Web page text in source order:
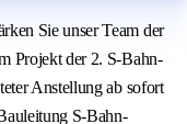
Sie unser Team der
Projekt der 2. S-Bahn-
Anstellung ab sofort
S-Bahn-